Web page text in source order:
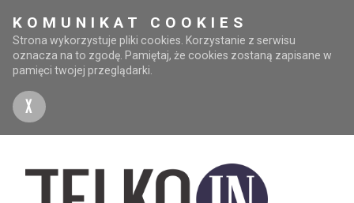
KOMUNIKAT COOKIES
Strona wykorzystuje pliki cookies. Korzystanie z serwisu
oznacza na to zgodę. Pamiętaj, że cookies zostaną zapisane w
pamięci twojej przeglądarki.
X